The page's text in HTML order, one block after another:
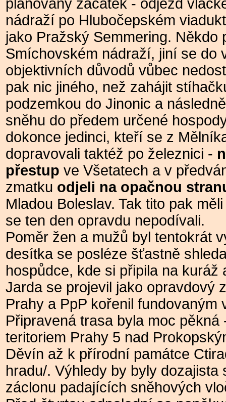
plánovaný začátek - odjezd
nádraží po Hlubočepském
jako Pražský Semmering. Někdo
Smíchovském nádraží, jiní se do
objektivních důvodů vůbec
pak nic jiného, než zahájit
podzemkou do Jinonic a
sněhu do předem určené
dokonce jedinci, kteří se z
dopravovali taktéž po železnici -
přestup ve Všetatech a v
zmatku odjeli na opačnou
Mladou Boleslav. Tak tito pak
se ten den opravdu nepodívali.
Poměr žen a mužů byl tentokrát
desítka se posléze šťastně
hospůdce, kde si připila na kuráž
Jarda se projevil jako opravdový
Prahy a PpP kořenil fundovaným
Připravená trasa byla moc pěkná
teritoriem Prahy 5 nad
Děvín až k přírodní památce
hradu/. Výhledy by byly dozajista
záclonu padajících sněhových